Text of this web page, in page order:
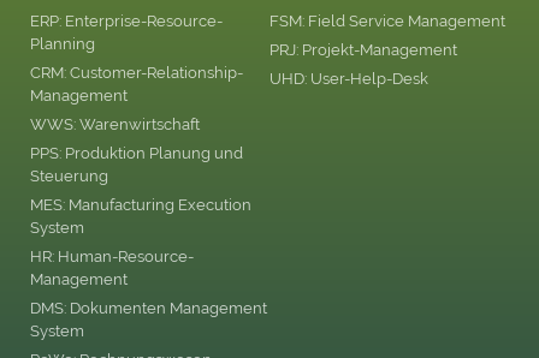
ERP: Enterprise-Resource-
Planning
CRM: Customer-Relationship-
Management
WWS: Warenwirtschaft
PPS: Produktion Planung und
Steuerung
MES: Manufacturing Execution
System
HR: Human-Resource-
Management
DMS: Dokumenten Management
System
FSM: Field Service Management
PRJ: Projekt-Management
UHD: User-Help-Desk